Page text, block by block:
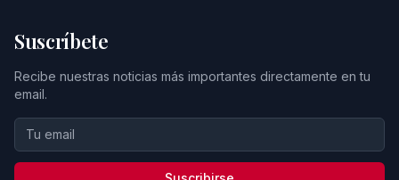
Suscríbete
Recibe nuestras noticias más importantes directamente en tu
email.